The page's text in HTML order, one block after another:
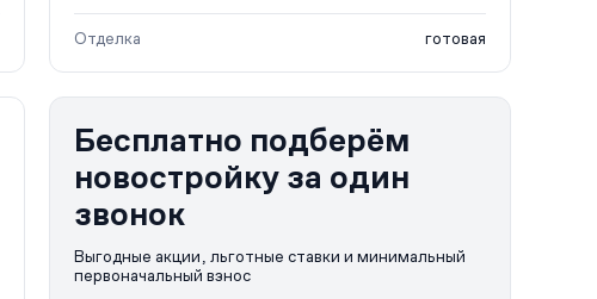
Отделка готовая
Бесплатно подберём
новостройку за один
звонок
Выгодные акции, льготные ставки и минимальный
первоначальный взнос